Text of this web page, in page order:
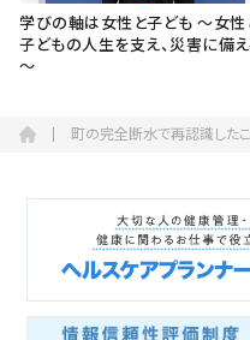
学びの軸は女性と子ども ～女性
子どもの人生を支え、災害に備え
～
町の完全断水で再認識した